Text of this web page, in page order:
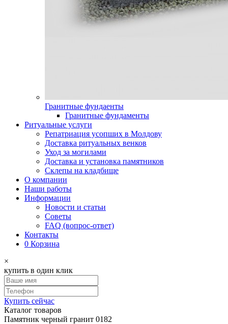
Гранитные фундаенты
Гранитные фундаменты
Ритуальные услуги
Репатриация усопших в Молдову
Доставка ритуальных венков
Уход за могилами
Доставка и установка памятников
Склепы на кладбище
О компании
Наши работы
Информации
Новости и статьи
Советы
FAQ (вопрос-ответ)
Контакты
0 Корзина
×
купить в один клик
Купить сейчас
Каталог товаров
Памятник черный гранит 0182